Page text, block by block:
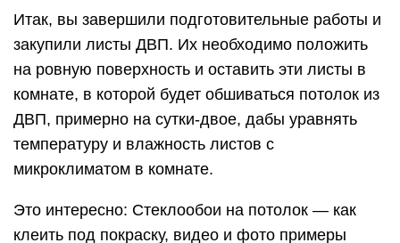
Итак, вы завершили подготовительные работы и
закупили листы ДВП. Их необходимо положить
на ровную поверхность и оставить эти листы в
комнате, в которой будет обшиваться потолок из
ДВП, примерно на сутки-двое, дабы уравнять
температуру и влажность листов с
микроклиматом в комнате.
Это интересно: Стеклообои на потолок — как
клеить под покраску, видео и фото примеры